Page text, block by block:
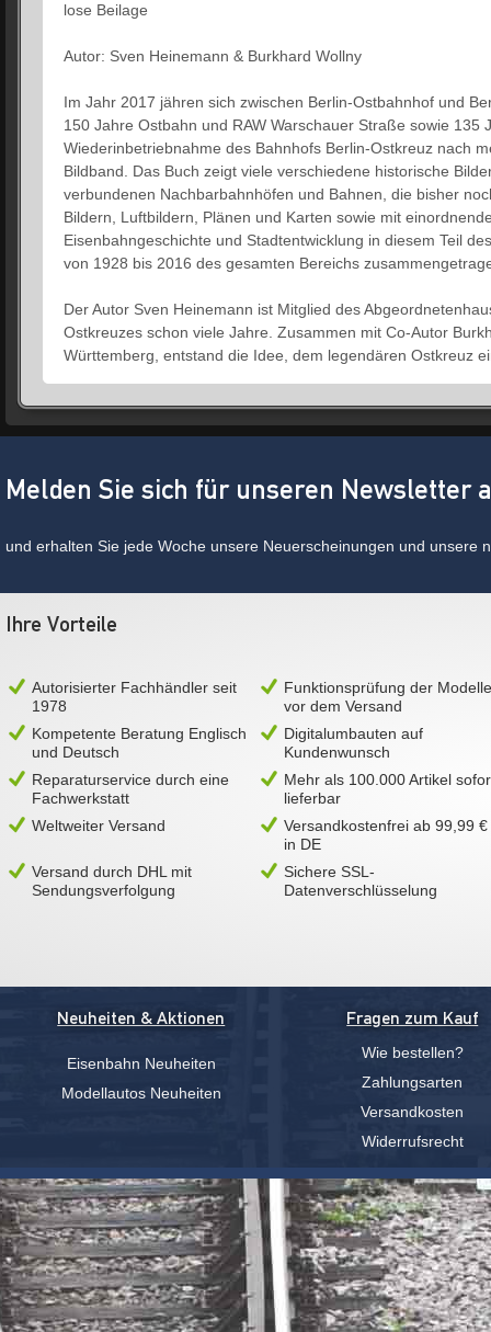
lose Beilage
Autor: Sven Heinemann & Burkhard Wollny
Im Jahr 2017 jähren sich zwischen Berlin-Ostbahnhof und
150 Jahre Ostbahn und RAW Warschauer Straße sowie
Wiederinbetriebnahme des Bahnhofs Berlin-Ostkreuz nach
Bildband. Das Buch zeigt viele verschiedene historische
verbundenen Nachbarbahnhöfen und Bahnen, die bisher
Bildern, Luftbildern, Plänen und Karten sowie mit
Eisenbahngeschichte und Stadtentwicklung in diesem Teil
von 1928 bis 2016 des gesamten Bereichs
Der Autor Sven Heinemann ist Mitglied des
Ostkreuzes schon viele Jahre. Zusammen mit Co-Autor
Württemberg, entstand die Idee, dem legendären Ostkreuz
Melden Sie sich für unseren Newsletter
und erhalten Sie jede Woche unsere Neuerscheinungen und unsere
Ihre Vorteile
Autorisierter Fachhändler seit
1978
Funktionsprüfung der Modelle
vor dem Versand
Kompetente Beratung Englisch
und Deutsch
Digitalumbauten auf
Kundenwunsch
Reparaturservice durch eine
Fachwerkstatt
Mehr als 100.000 Artikel
lieferbar
Weltweiter Versand
Versandkostenfrei ab 99,99 €
in DE
Versand durch DHL mit
Sendungsverfolgung
Sichere SSL-
Datenverschlüsselung
Neuheiten & Aktionen
Eisenbahn Neuheiten
Modellautos Neuheiten
Fragen zum Kauf
Wie bestellen?
Zahlungsarten
Versandkosten
Widerrufsrecht